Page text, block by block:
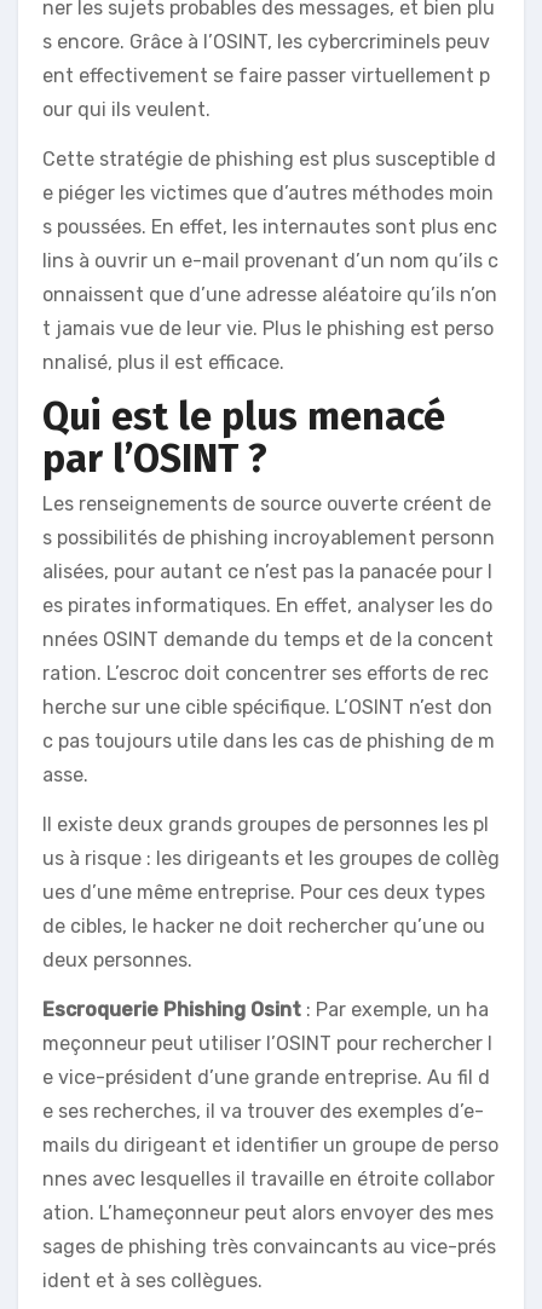
ner les sujets probables des messages, et bien plu
s encore. Grâce à l’OSINT, les cybercriminels peuv
ent effectivement se faire passer virtuellement p
our qui ils veulent.
Cette stratégie de phishing est plus susceptible d
e piéger les victimes que d’autres méthodes moin
s poussées. En effet, les internautes sont plus enc
lins à ouvrir un e-mail provenant d’un nom qu’ils c
onnaissent que d’une adresse aléatoire qu’ils n’on
t jamais vue de leur vie. Plus le phishing est perso
nnalisé, plus il est efficace.
Qui est le plus menacé
par l’OSINT ?
Les renseignements de source ouverte créent de
s possibilités de phishing incroyablement personn
alisées, pour autant ce n’est pas la panacée pour l
es pirates informatiques. En effet, analyser les do
nnées OSINT demande du temps et de la concent
ration. L’escroc doit concentrer ses efforts de rec
herche sur une cible spécifique. L’OSINT n’est don
c pas toujours utile dans les cas de phishing de m
asse.
Il existe deux grands groupes de personnes les pl
us à risque : les dirigeants et les groupes de collèg
ues d’une même entreprise. Pour ces deux types
de cibles, le hacker ne doit rechercher qu’une ou
deux personnes.
Escroquerie Phishing Osint : Par exemple, un ha
meçonneur peut utiliser l’OSINT pour rechercher l
e vice-président d’une grande entreprise. Au fil d
e ses recherches, il va trouver des exemples d’e-
mails du dirigeant et identifier un groupe de perso
nnes avec lesquelles il travaille en étroite collabor
ation. L’hameçonneur peut alors envoyer des mes
sages de phishing très convaincants au vice-prés
ident et à ses collègues.